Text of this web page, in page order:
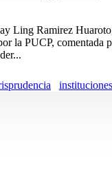
Ling Ramirez
la PUCP, comentada
instituciones